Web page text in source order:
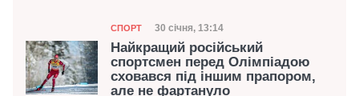
Категорія
СПОРТ Дата публікації
30 січня, 13:14
Найкращий російський
спортсмен перед Олімпіадою
сховався під іншим прапором,
але не фартануло